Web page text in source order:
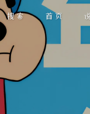
搜索 首页